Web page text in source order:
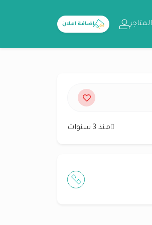
المتاجر إضافة اعلان
منذ 3 سنوات